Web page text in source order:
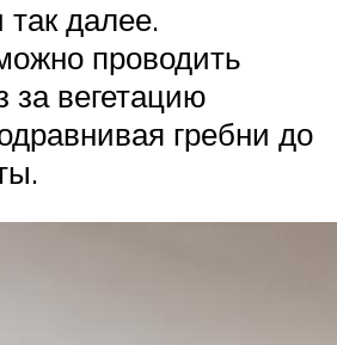
далее.
проводить
за вегетацию
гребни до